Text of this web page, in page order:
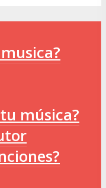
música?